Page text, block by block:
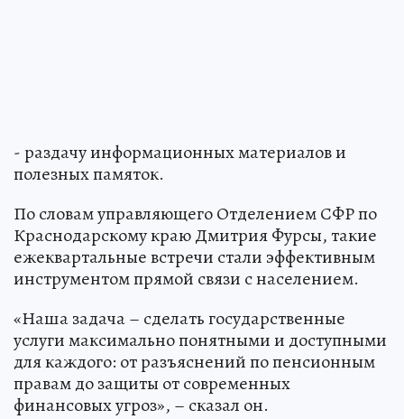
- раздачу информационных материалов и
полезных памяток.
По словам управляющего Отделением СФР по
Краснодарскому краю Дмитрия Фурсы, такие
ежеквартальные встречи стали эффективным
инструментом прямой связи с населением.
«Наша задача – сделать государственные
услуги максимально понятными и доступными
для каждого: от разъяснений по пенсионным
правам до защиты от современных
финансовых угроз», – сказал он.